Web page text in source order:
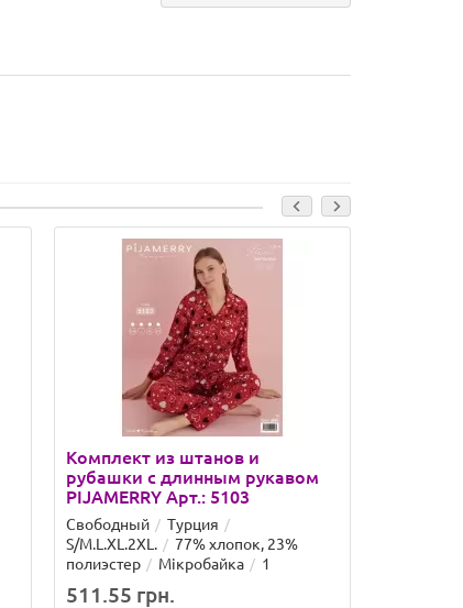
Комплект из штанов и
рубашки с длинным рукавом
PIJAMERRY Арт.: 5103
Свободный
Турция
S/M.L.XL.2XL.
77% хлопок, 23%
полиэстер
Мікробайка 1
511.55 грн.